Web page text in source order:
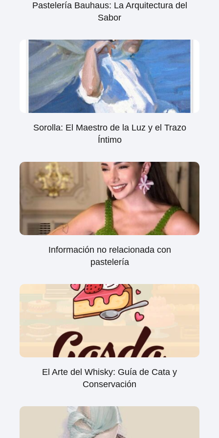
Pastelería Bauhaus: La Arquitectura del
Sabor
Sorolla: El Maestro de la Luz y el Trazo
Íntimo
Información no relacionada con
pastelería
El Arte del Whisky: Guía de Cata y
Conservación